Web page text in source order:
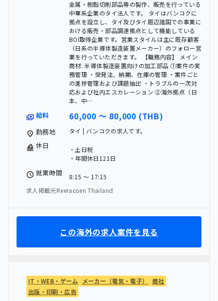
金属・樹脂切削部品等の製作、販売を行っている
中華系企業のタイ法人です。 タイはバンコクに
拠点を設立し、タイ及びタイ周辺諸国での事業に
おける販売・部品調達拠点として機能している
BOI取得企業です。営業スタイルは主に既存顧客
（日系の半導体製造装置メーカー）のフォロー営
業を行っていただきます。 【職務内容】 メイン
商材: 半導体製造装置向けの加工部品 ①案件の実
務管理 ・受発注、納期、在庫の管理 ・案件ごと
の進捗管理および課題抽出 ・トラブルの一次対
応および社内エスカレーション ②海外拠点（日
本、中…
給料 60,000 〜 80,000 (THB)
勤務地 タイ | バンコクの求人です。
休日
・土日祝
・年間休日121日
就業時間
8:15 〜 17:15
求人掲載元Reeracoen Thailand
この海外の求人案件を見る
IT・WEB・ゲーム メーカー（電気・電子）
商社
出版・印刷・広告